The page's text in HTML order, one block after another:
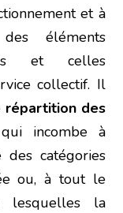
et à
éléments
et celles
collectif. Il
répartition des
incombe à
des catégories
ou, à tout le
lesquelles la